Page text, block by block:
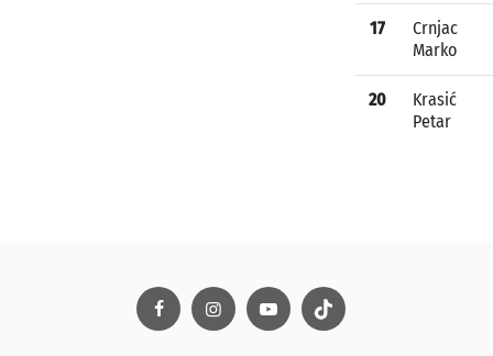
17
Crnjac
Marko
20
Krasić
Petar